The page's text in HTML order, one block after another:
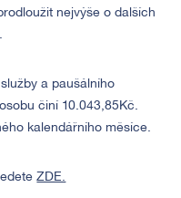
nejvýše o dalších
a paušálního
činí 10.043,85Kč.
kalendářního měsíce.
ZDE.